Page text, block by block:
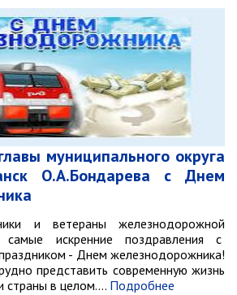
О.А.Бондарева с Днем
и ветераны железнодорожной
искренние поздравления с
- Днем железнодорожника!
представить современную жизнь
страны в целом.… Подробнее